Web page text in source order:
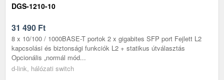
DGS-1210-10
31 490 Ft
8 x 10/100 / 1000BASE-T portok 2 x gigabites SFP port Fejlett L2
kapcsolási és biztonsági funkciók L2 + statikus útválasztás
Opcionális „normál mód...
d-link, hálózati switch